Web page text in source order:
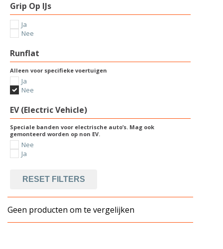
Grip Op IJs
Ja
Nee
Runflat
Alleen voor specifieke voertuigen
Ja
Nee
EV (Electric Vehicle)
Speciale banden voor electrische auto’s. Mag ook
gemonteerd worden op non EV.
Nee
Ja
RESET FILTERS
Geen producten om te vergelijken